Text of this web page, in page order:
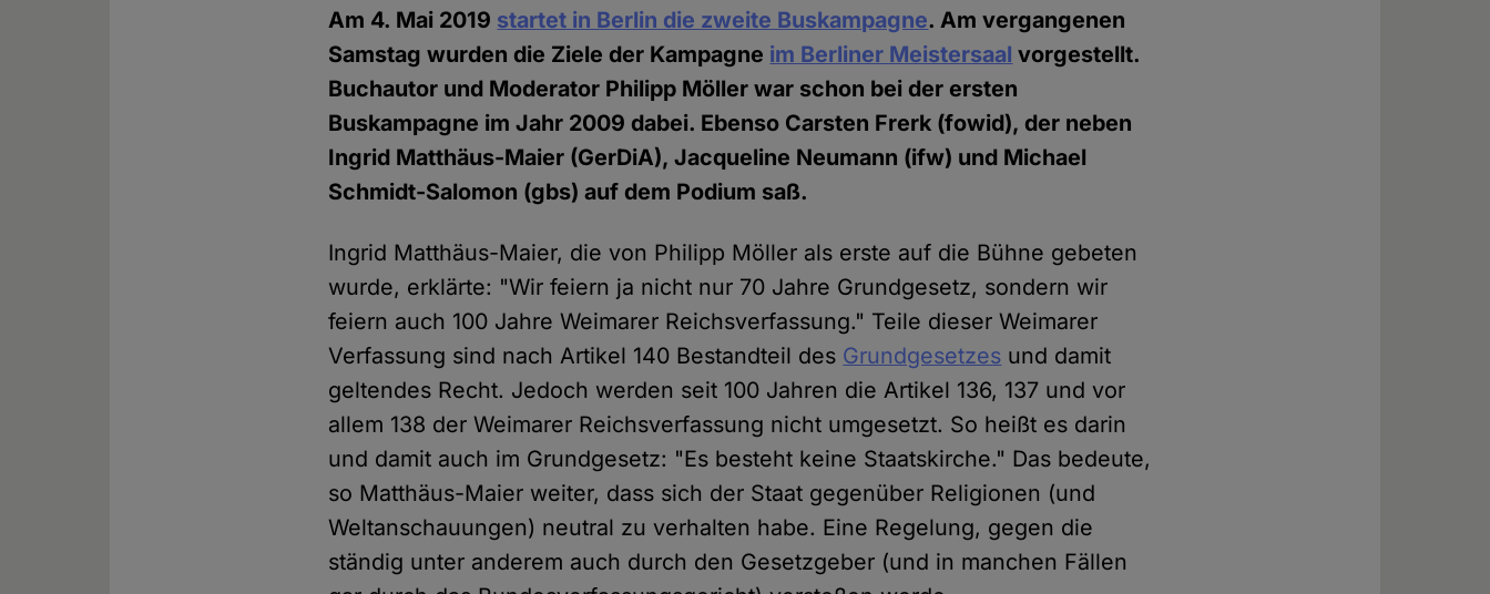
Am 4. Mai 2019 startet in Berlin die zweite Buskampagne. Am vergangenen
Samstag wurden die Ziele der Kampagne im Berliner Meistersaal vorgestellt.
Buchautor und Moderator Philipp Möller war schon bei der ersten
Buskampagne im Jahr 2009 dabei. Ebenso Carsten Frerk (fowid), der neben
Ingrid Matthäus-Maier (GerDiA), Jacqueline Neumann (ifw) und Michael
Schmidt-Salomon (gbs) auf dem Podium saß.
Ingrid Matthäus-Maier, die von Philipp Möller als erste auf die Bühne gebeten
wurde, erklärte: "Wir feiern ja nicht nur 70 Jahre Grundgesetz, sondern wir
feiern auch 100 Jahre Weimarer Reichsverfassung." Teile dieser Weimarer
Verfassung sind nach Artikel 140 Bestandteil des Grundgesetzes und damit
geltendes Recht. Jedoch werden seit 100 Jahren die Artikel 136, 137 und vor
allem 138 der Weimarer Reichsverfassung nicht umgesetzt. So heißt es darin
und damit auch im Grundgesetz: "Es besteht keine Staatskirche." Das bedeute,
so Matthäus-Maier weiter, dass sich der Staat gegenüber Religionen (und
Weltanschauungen) neutral zu verhalten habe. Eine Regelung, gegen die
ständig unter anderem auch durch den Gesetzgeber (und in manchen Fällen